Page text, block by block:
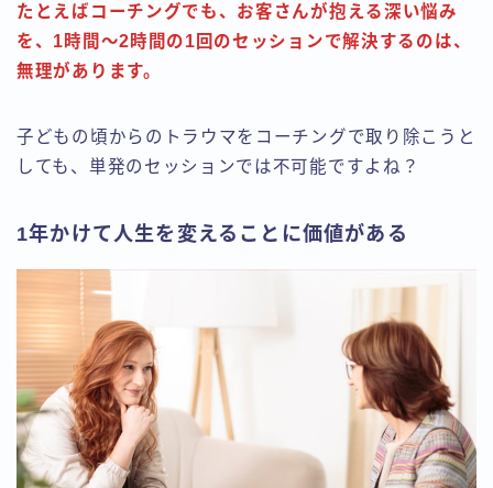
たとえばコーチングでも、お客さんが抱える深い悩み
を、1時間〜2時間の1回のセッションで解決するのは、
無理があります。
子どもの頃からのトラウマをコーチングで取り除こうと
しても、単発のセッションでは不可能ですよね？
1年かけて人生を変えることに価値がある